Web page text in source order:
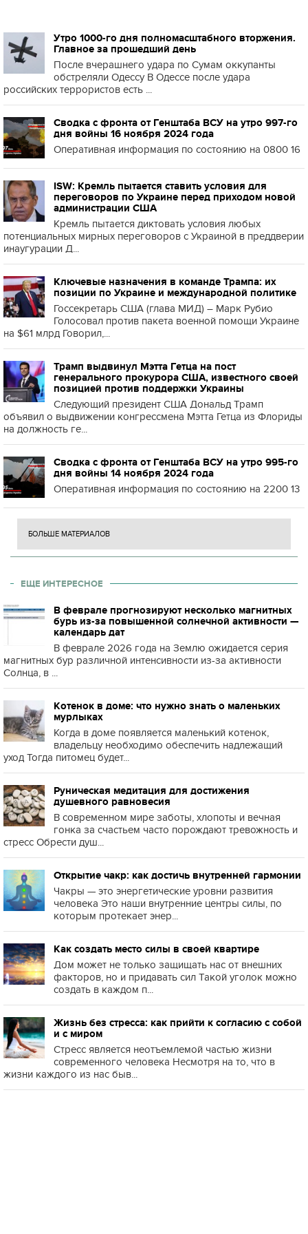
Утро 1000-го дня полномасштабного вторжения.
Главное за прошедший день
После вчерашнего удара по Сумам оккупанты
обстреляли Одессу В Одессе после удара
российских террористов есть ...
Сводка с фронта от Генштаба ВСУ на утро 997-го
дня войны 16 ноября 2024 года
Оперативная информация по состоянию на 0800 16
ISW: Кремль пытается ставить условия для
переговоров по Украине перед приходом новой
администрации США
Кремль пытается диктовать условия любых
потенциальных мирных переговоров с Украиной в преддверии
инаугурации Д...
Ключевые назначения в команде Трампа: их
позиции по Украине и международной политике
Госсекретарь США (глава МИД) – Марк Рубио
Голосовал против пакета военной помощи Украине
на $61 млрд Говорил,...
Трамп выдвинул Мэтта Гетца на пост
генерального прокурора США, известного своей
позицией против поддержки Украины
Следующий президент США Дональд Трамп
объявил о выдвижении конгрессмена Мэтта Гетца из Флориды
на должность ге...
Сводка с фронта от Генштаба ВСУ на утро 995-го
дня войны 14 ноября 2024 года
Оперативная информация по состоянию на 2200 13
БОЛЬШЕ МАТЕРИАЛОВ
ЕЩЕ ИНТЕРЕСНОЕ
В феврале прогнозируют несколько магнитных
бурь из-за повышенной солнечной активности —
календарь дат
В феврале 2026 года на Землю ожидается серия
магнитных бур различной интенсивности из-за активности
Солнца, в ...
Котенок в доме: что нужно знать о маленьких
мурлыках
Когда в доме появляется маленький котенок,
владельцу необходимо обеспечить надлежащий
уход Тогда питомец будет...
Руническая медитация для достижения
душевного равновесия
В современном мире заботы, хлопоты и вечная
гонка за счастьем часто порождают тревожность и
стресс Обрести душ...
Открытие чакр: как достичь внутренней гармонии
Чакры — это энергетические уровни развития
человека Это наши внутренние центры силы, по
которым протекает энер...
Как создать место силы в своей квартире
Дом может не только защищать нас от внешних
факторов, но и придавать сил Такой уголок можно
создать в каждом п...
Жизнь без стресса: как прийти к согласию с собой
и с миром
Стресс является неотъемлемой частью жизни
современного человека Несмотря на то, что в
жизни каждого из нас быв...